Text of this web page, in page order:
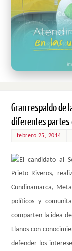
Gran respaldo de
diferentes partes
febrero 25, 2014
El candidato al
Prieto Riveros,
Cundinamarca,
políticos y
comparten la idea
Llanos con
defender los